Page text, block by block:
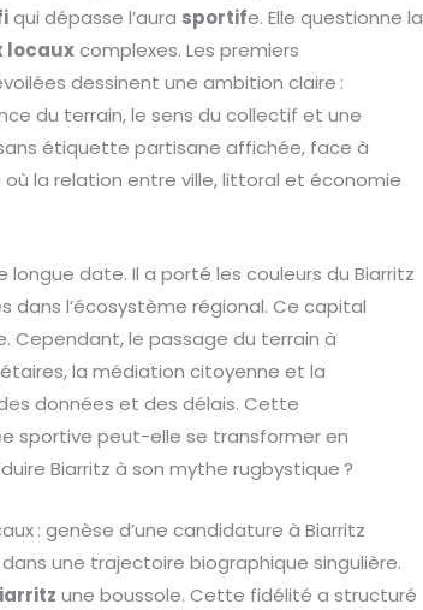
qui dépasse l’aura sportife. Elle questionne la
locauxcomplexes. Les premiers
dessinent une ambition claire :
du terrain, le sens du collectif et une
étiquette partisane affichée, face à
la relation entre ville, littoral et économie
longue date. Il a porté les couleurs du Biarritz
dans l’écosystème régional. Ce capital
Cependant, le passage du terrain à
la médiation citoyenne et la
données et des délais. Cette
sportive peut-elle se transformer en
Biarritz à son mythe rugbystique ?
: genèse d’une candidature à Biarritz
dans une trajectoire biographique singulière.
une boussole. Cette fidélité a structuré